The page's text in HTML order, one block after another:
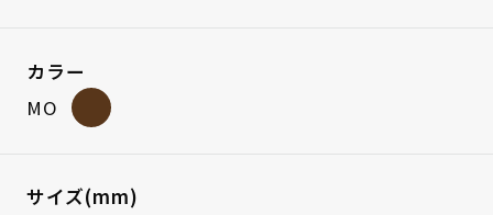
カラー
MO
サイズ(mm)